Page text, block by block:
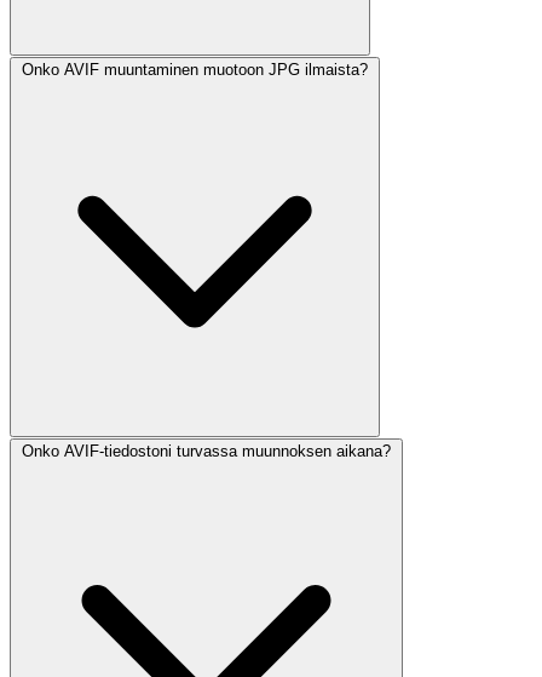
Onko AVIF muuntaminen muotoon JPG ilmaista?
Onko AVIF-tiedostoni turvassa muunnoksen aikana?